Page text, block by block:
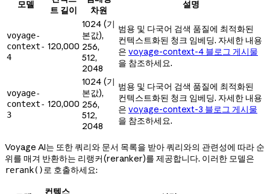
모델
트 길이
차원
설명
voyage-
context-
4
120,000
1024 (기
본값),
256,
512,
2048
범용 및 다국어 검색 품질에 최적화된
컨텍스트화된 청크 임베딩. 자세한 내용
은 voyage-context-4 블로그 게시물
을 참조하세요.
voyage-
context-
3
120,000
1024 (기
본값),
256,
512,
2048
범용 및 다국어 검색 품질에 최적화된
컨텍스트화된 청크 임베딩. 자세한 내용
은 voyage-context-3 블로그 게시물
을 참조하세요.
Voyage AI는 또한 쿼리와 문서 목록을 받아 쿼리와의 관련성에 따라 순
위를 매겨 반환하는 리랭커(reranker)를 제공합니다. 이러한 모델은
rerank()로 호출하세요:
컨텍스